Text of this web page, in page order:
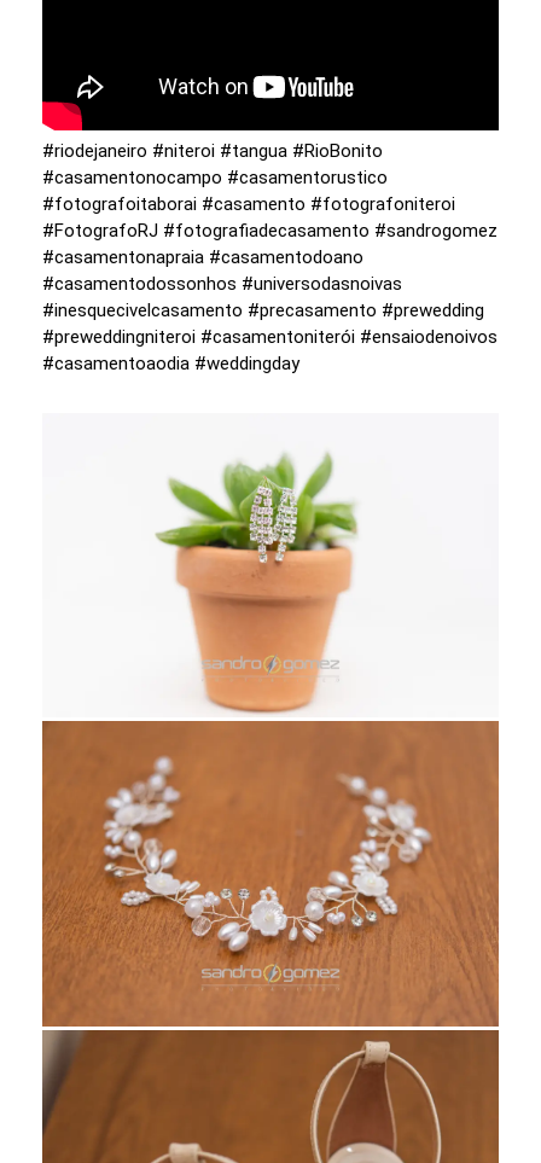
#riodejaneiro #niteroi #tangua #RioBonito
#casamentonocampo #casamentorustico
#fotografoitaborai #casamento #fotografoniteroi
#FotografoRJ #fotografiadecasamento #sandrogomez
#casamentonapraia #casamentodoano
#casamentodossonhos #universodasnoivas
#inesquecivelcasamento #precasamento #prewedding
#preweddingniteroi #casamentoniterói #ensaiodenoivos
#casamentoaodia #weddingday